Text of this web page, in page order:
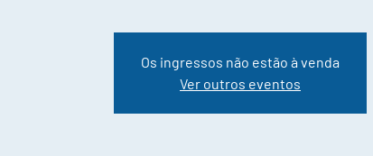
Os ingressos não estão à venda
Ver outros eventos